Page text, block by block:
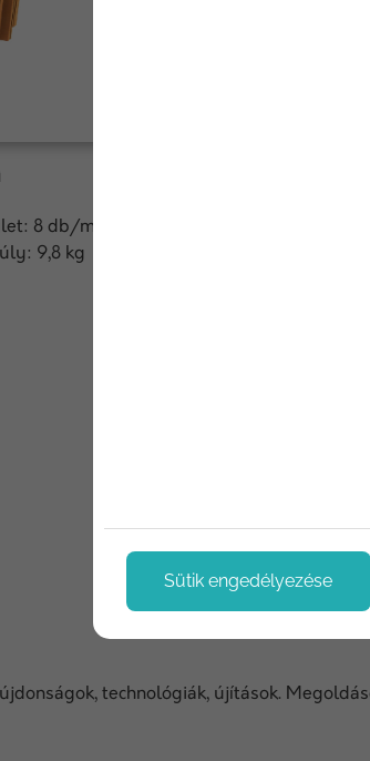
8 db/m2
9,8 kg
technológiák, újítások.
Sütik engedélyezése